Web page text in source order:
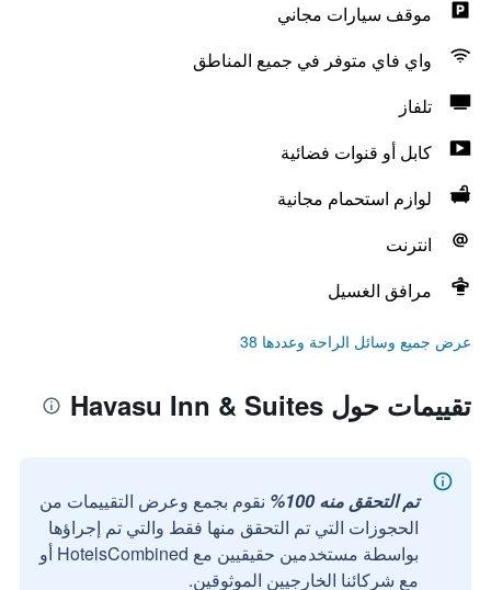
موقف سيارات مجاني
واي فاي متوفر في جميع المناطق
تلفاز
كابل أو قنوات فضائية
لوازم استحمام مجانية
انترنت
مرافق الغسيل
عرض جميع وسائل الراحة وعددها 38
تقييمات حول Havasu Inn & Suites
تم التحقق منه 100%
نقوم بجمع وعرض التقييمات من
الحجوزات التي تم التحقق منها فقط والتي تم إجراؤها
بواسطة مستخدمين حقيقيين مع HotelsCombined أو
مع شركائنا الخارجيين الموثوقين.